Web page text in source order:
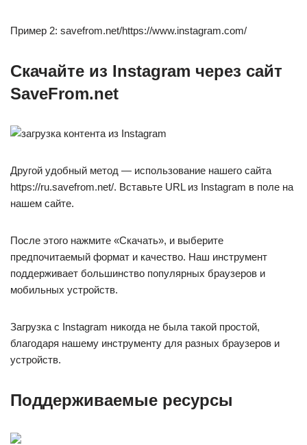
Пример 2: savefrom.net/https://www.instagram.com/
Скачайте из Instagram через сайт
SaveFrom.net
Другой удобный метод — использование нашего сайта
https://ru.savefrom.net/. Вставьте URL из Instagram в поле на
нашем сайте.
После этого нажмите «Скачать», и выберите
предпочитаемый формат и качество. Наш инструмент
поддерживает большинство популярных браузеров и
мобильных устройств.
Загрузка с Instagram никогда не была такой простой,
благодаря нашему инструменту для разных браузеров и
устройств.
Поддерживаемые ресурсы